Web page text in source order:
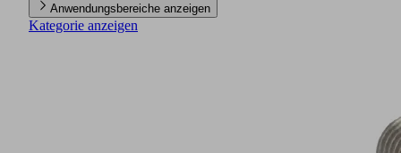
Anwendungsbereiche anzeigen
Kategorie anzeigen